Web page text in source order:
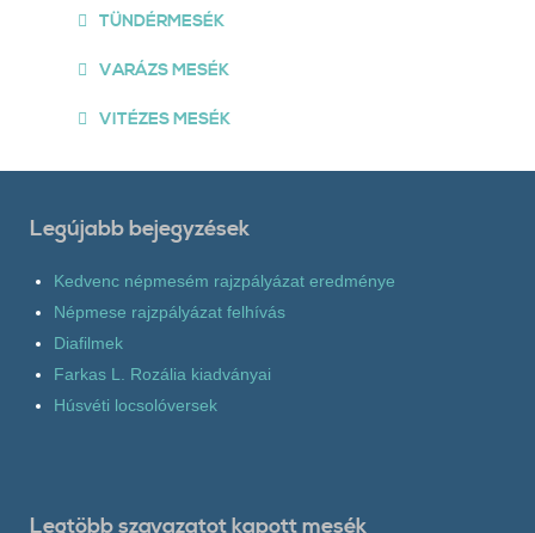
TÜNDÉRMESÉK
VARÁZS MESÉK
VITÉZES MESÉK
Legújabb bejegyzések
Kedvenc népmesém rajzpályázat eredménye
Népmese rajzpályázat felhívás
Diafilmek
Farkas L. Rozália kiadványai
Húsvéti locsolóversek
Legtöbb szavazatot kapott mesék